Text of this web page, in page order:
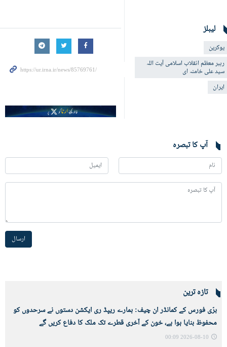
لیبلز
یوکرین
رہبر معظم انقلاب اسلامی آیت اللہ
سید علی خامنہ ای
ایران
آپ کا تبصرہ
ارسال
تازہ ترین
برّی فورس کے کمانڈر ان چیف: ہمارے ریپڈ ری ایکشن دستوں نے سرحدوں کو
محفوظ بنایا ہوا ہے، خون کے آخری قطرے تک ملک کا دفاع کریں گے
2026-08-10 00:09